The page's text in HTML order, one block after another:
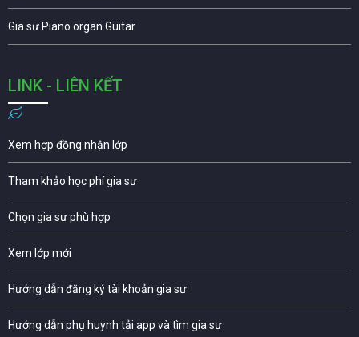
Gia sư Piano organ Guitar
LINK - LIÊN KẾT
Xem hợp đồng nhận lớp
Tham khảo học phí gia sư
Chọn gia sư phù hợp
Xem lớp mới
Hướng dẫn đăng ký tài khoản gia sư
Hướng dẫn phụ huynh tải app và tìm gia sư